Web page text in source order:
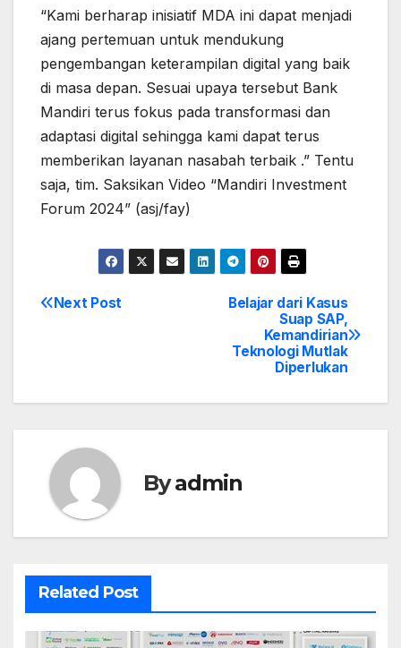
“Kami berharap inisiatif MDA ini dapat menjadi
ajang pertemuan untuk mendukung
pengembangan keterampilan digital yang baik
di masa depan. Sesuai upaya tersebut Bank
Mandiri terus fokus pada transformasi dan
adaptasi digital sehingga kami dapat terus
memberikan layanan nasabah terbaik .” Tentu
saja, tim. Saksikan Video “Mandiri Investment
Forum 2024” (asj/fay)
Post
Belajar dari Kasus
Suap SAP,
Kemandirian
Teknologi Mutlak
Diperlukan
Next Post
Byadmin
Related Post